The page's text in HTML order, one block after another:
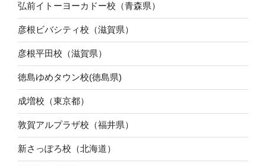
弘前イトーヨーカドー校（青森県）
彦根ビバシティ校（滋賀県）
彦根平田校（滋賀県）
徳島ゆめタウン校(徳島県)
成増校（東京都）
敦賀アルプラザ校（福井県）
新さっぽろ校（北海道）